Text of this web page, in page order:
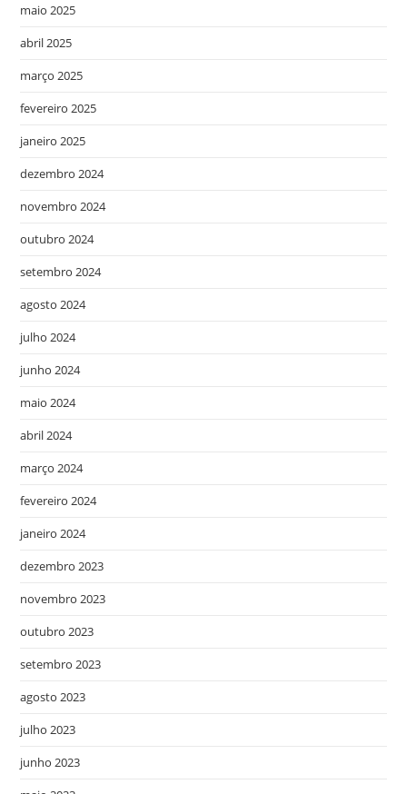
maio 2025
abril 2025
março 2025
fevereiro 2025
janeiro 2025
dezembro 2024
novembro 2024
outubro 2024
setembro 2024
agosto 2024
julho 2024
junho 2024
maio 2024
abril 2024
março 2024
fevereiro 2024
janeiro 2024
dezembro 2023
novembro 2023
outubro 2023
setembro 2023
agosto 2023
julho 2023
junho 2023